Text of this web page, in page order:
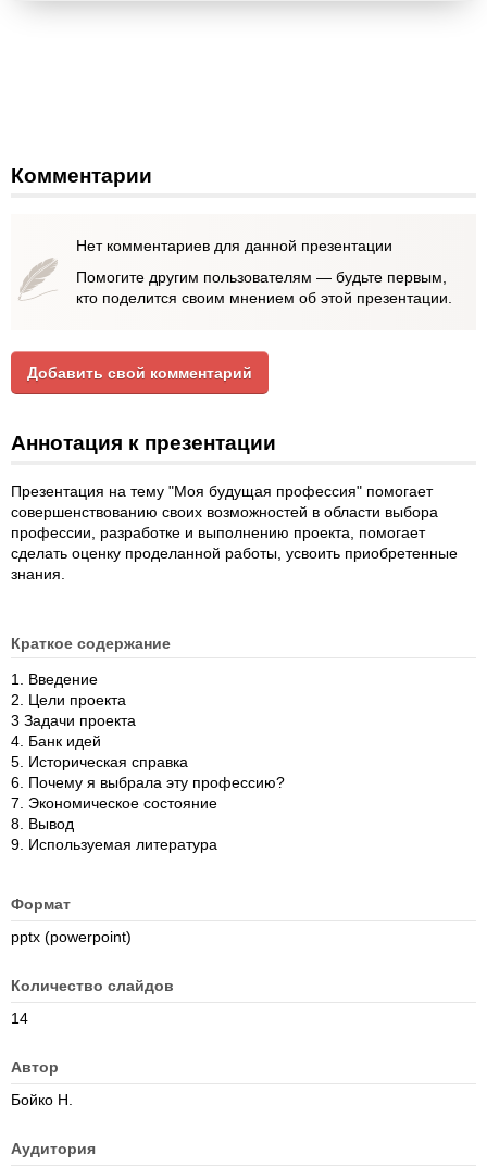
Комментарии
Нет комментариев для данной презентации
Помогите другим пользователям — будьте первым,
кто поделится своим мнением об этой презентации.
Добавить свой комментарий
Аннотация к презентации
Презентация на тему "Моя будущая профессия" помогает
совершенствованию своих возможностей в области выбора
профессии, разработке и выполнению проекта, помогает
сделать оценку проделанной работы, усвоить приобретенные
знания.
Краткое содержание
1. Введение
2. Цели проекта
3 Задачи проекта
4. Банк идей
5. Историческая справка
6. Почему я выбрала эту профессию?
7. Экономическое состояние
8. Вывод
9. Используемая литература
Формат
pptx (powerpoint)
Количество слайдов
14
Автор
Бойко Н.
Аудитория